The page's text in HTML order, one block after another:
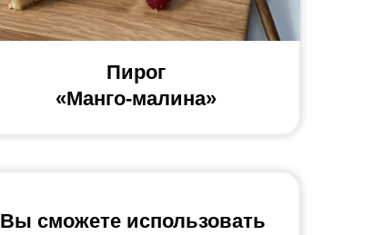
Вы сможете использовать
Пирог
«Манго-малина»